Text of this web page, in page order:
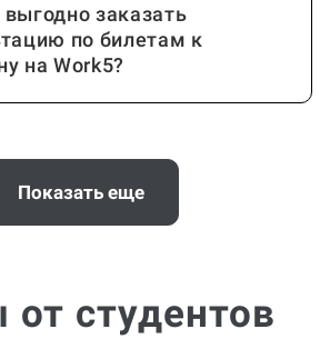
заказать
по билетам к
на Work5?
как нужно оплачивать
Показать еще
студентов